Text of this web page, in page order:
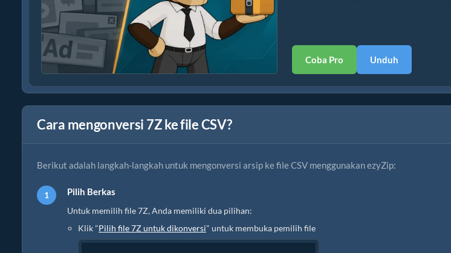
Coba Pro Unduh
Cara mengonversi 7Z ke file CSV?
Berikut adalah langkah-langkah untuk mengonversi arsip ke file CSV menggunakan ezyZip:
Pilih Berkas
Untuk memilih file 7Z, Anda memiliki dua pilihan:
Klik "Pilih file 7Z untuk dikonversi" untuk membuka pemilih file